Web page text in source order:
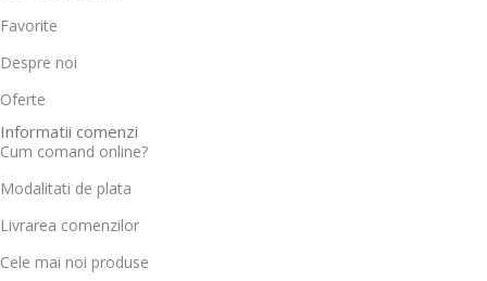
Favorite
Despre noi
Oferte
Informatii comenzi
Cum comand online?
Modalitati de plata
Livrarea comenzilor
Cele mai noi produse